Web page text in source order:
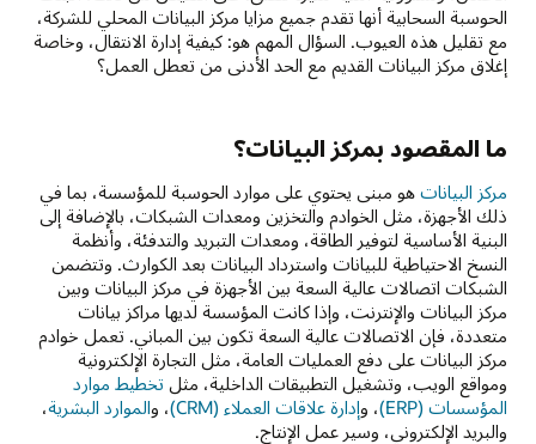
الحوسبة السحابية أنها تقدم جميع مزايا مركز البيانات المحلي للشركة،
مع تقليل هذه العيوب. السؤال المهم هو: كيفية إدارة الانتقال، وخاصة
إغلاق مركز البيانات القديم مع الحد الأدنى من تعطل العمل؟
ما المقصود بمركز البيانات؟
مركز البيانات هو مبنى يحتوي على موارد الحوسبة للمؤسسة، بما في
ذلك الأجهزة، مثل الخوادم والتخزين ومعدات الشبكات، بالإضافة إلى
البنية الأساسية لتوفير الطاقة، ومعدات التبريد والتدفئة، وأنظمة
النسخ الاحتياطية للبيانات واسترداد البيانات بعد الكوارث. وتتضمن
الشبكات اتصالات عالية السعة بين الأجهزة في مركز البيانات وبين
مركز البيانات والإنترنت، وإذا كانت المؤسسة لديها مراكز بيانات
متعددة، فإن الاتصالات عالية السعة تكون بين المباني. تعمل خوادم
مركز البيانات على دفع العمليات العامة، مثل التجارة الإلكترونية
ومواقع الويب، وتشغيل التطبيقات الداخلية، مثل تخطيط موارد
المؤسسات (ERP)
، وإدارة علاقات العملاء (CRM) ، والموارد البشرية،
والبريد الإلكتروني، وسير عمل الإنتاج.